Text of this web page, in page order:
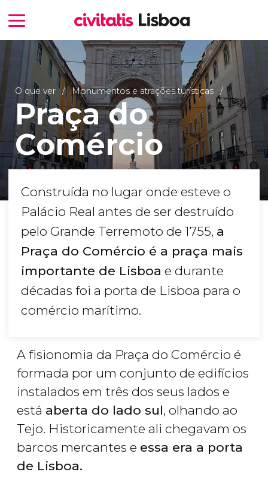
O que ver Monumentos e atrações turísticas
Praça do
Comércio
Construída no lugar onde esteve o
Palácio Real antes de ser destruído
pelo Grande Terremoto de 1755, a
Praça do Comércio é a praça mais
importante de Lisboa e durante
décadas foi a porta de Lisboa para o
comércio marítimo.
A fisionomia da Praça do Comércio é
formada por um conjunto de edifícios
instalados em três dos seus lados e
está aberta do lado sul, olhando ao
Tejo. Historicamente ali chegavam os
barcos mercantes e essa era a porta
de Lisboa.